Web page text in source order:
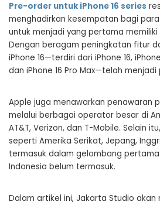
Pre-order untuk iPhone 16 series
menghadirkan kesempatan bagi
untuk menjadi yang pertama
Dengan beragam peningkatan fitur
iPhone 16—terdiri dari iPhone 16, iPhone
dan iPhone 16 Pro Max—telah
Apple juga menawarkan penawaran
melalui berbagai operator besar di
AT&T, Verizon, dan T-Mobile. Selain
seperti Amerika Serikat, Jepang,
termasuk dalam gelombang
Indonesia belum termasuk.
Dalam artikel ini, Jakarta Studio